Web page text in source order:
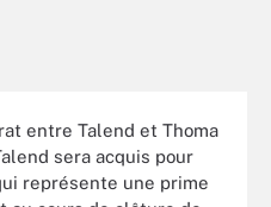
entre Talend et Thoma
sera acquis pour
représente une prime